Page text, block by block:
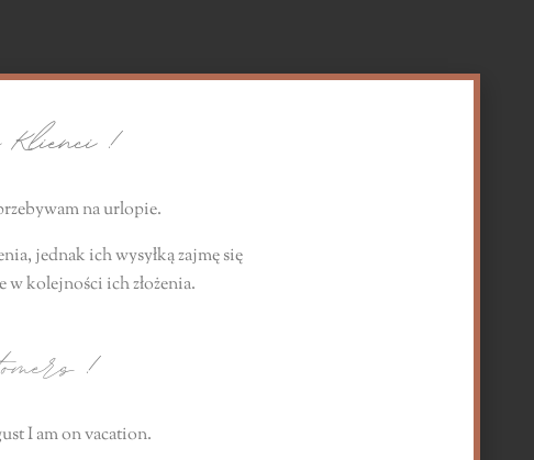
Klienci !
na urlopie.
jednak ich wysyłką zajmę się
w kolejności ich złożenia.
!
I am on vacation.